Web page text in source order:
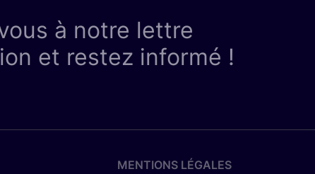
à notre lettre
et restez informé !
MENTIONS LÉGALES